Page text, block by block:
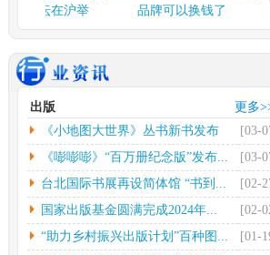
文化和旅游部：开展“...
人民网北京2月26日电（
本报南昌2月26日电（记
朱磊）记者从江西省景
镇...[详情]
坛在沪举 品牌可以换钱了
上
更多
出版
《小地图大世界》丛书新书发布
会...
[03-
《嘭嘭嘭》“百万册纪念版”发布...
[03-
台北国际书展再设简体馆 “书到...
[02-
国家出版基金圆满完成2024年...
[02-
“助力乡村振兴出版计划”百种图...
[01-